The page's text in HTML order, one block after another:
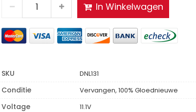
In Winkelwagen
SKU DNL131
Conditie Vervangen, 100% Gloednieuwe
Voltage 11.1V